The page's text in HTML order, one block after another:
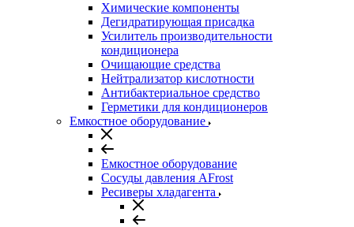
Химические компоненты
Дегидратирующая присадка
Усилитель производительности
кондиционера
Очищающие средства
Нейтрализатор кислотности
Антибактериальное средство
Герметики для кондиционеров
Емкостное оборудование
Емкостное оборудование
Сосуды давления AFrost
Ресиверы хладагента